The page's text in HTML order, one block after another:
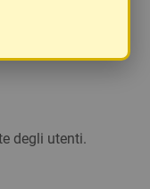
degli utenti.